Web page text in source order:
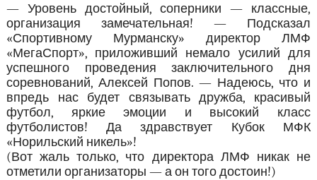
— Уровень достойный, соперники — классные,
организация замечательная! — Подсказал
«Спортивному Мурманску» директор ЛМФ
«МегаСпорт», приложивший немало усилий для
успешного проведения заключительного дня
соревнований, Алексей Попов. — Надеюсь, что и
впредь нас будет связывать дружба, красивый
футбол, яркие эмоции и высокий класс
футболистов! Да здравствует Кубок МФК
«Норильский никель»!
(Вот жаль только, что директора ЛМФ никак не
отметили организаторы — а он того достоин!)